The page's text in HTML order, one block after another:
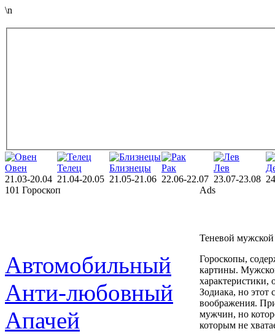
\n
Овен
21.03-20.04
Телец
21.04-20.05
Близнецы
21.05-21.06
Рак
22.06-22.07
Лев
23.07-23.08
101 Гороскоп
Автомобильный
Анти-любовный
Апачей
Ads
Теневой мужской
Гороскопы,
картины.
характеристики,
Зодиака, но этот
воображения.
мужчин, но
которым не